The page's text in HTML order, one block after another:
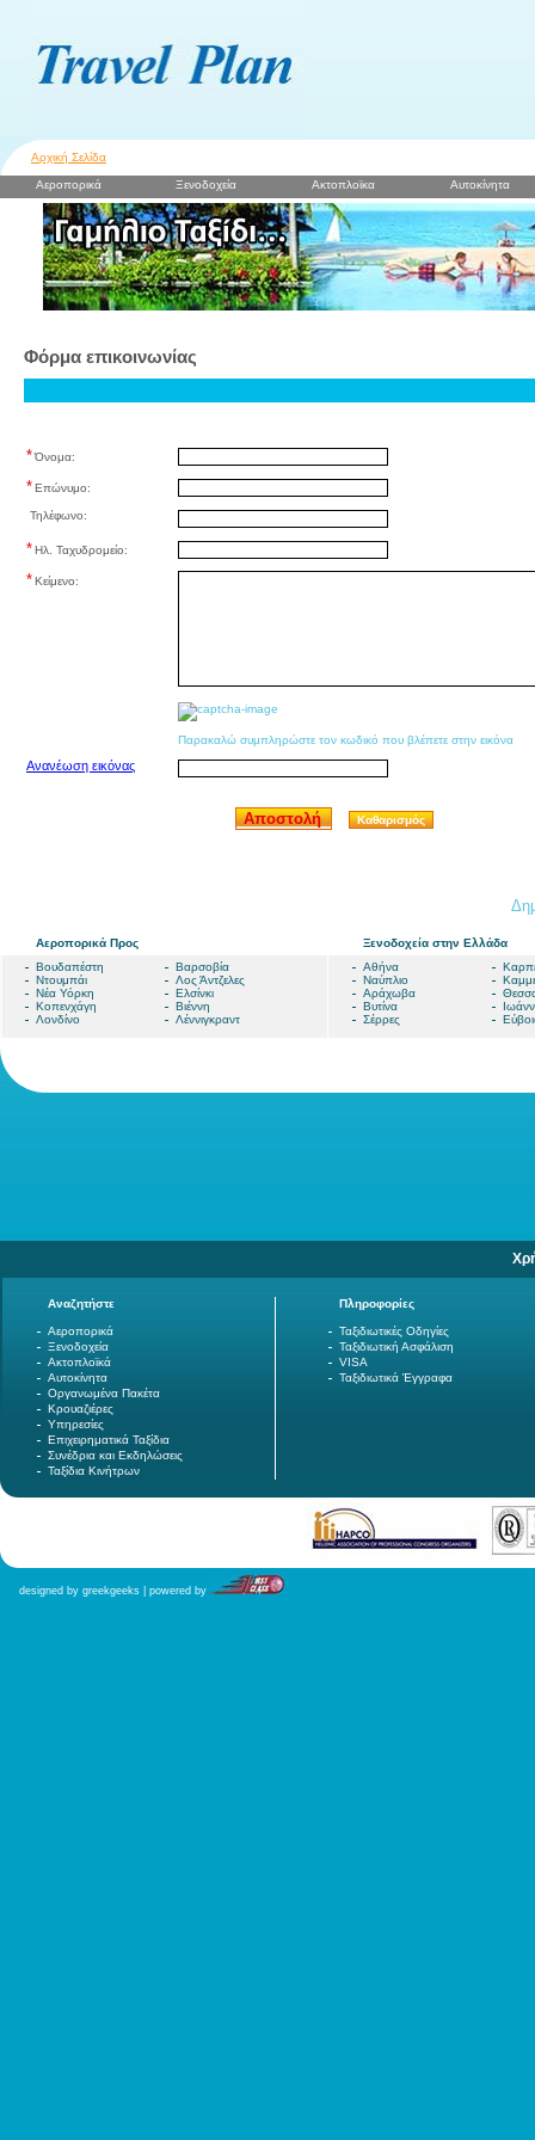
Αρχική Σελίδα
Αεροπορικά Ξενοδοχεία Ακτοπλοϊκα Αυτοκίνητα
Φόρμα επικοινωνίας
*Όνομα:
*Επώνυμο:
Τηλέφωνο:
*Ηλ. Ταχυδρομείο:
*Κείμενο:
Παρακαλώ συμπληρώστε τον κωδικό που βλέπετε στην εικόνα
Ανανέωση εικόνας
Αποστολή Καθαρισμός
Αεροπορικά Προς
Βουδαπέστη
Βαρσοβία
Ντουμπάι
Λος Άντζελες
Νέα Υόρκη
Ελσίνκι
Κοπενχάγη
Βιέννη
Λονδίνο
Λέννιγκραντ
Ξενοδοχεία στην Ελλάδα
Αθήνα
Ναύπλιο
Αράχωβα
Βυτίνα
Σέρρες
Αναζητήστε
Αεροπορικά
Ξενοδοχεία
Ακτοπλοϊκά
Αυτοκίνητα
Οργανωμένα Πακέτα
Κρουαζιέρες
Υπηρεσίες
Επιχειρηματικά Ταξίδια
Συνέδρια και Εκδηλώσεις
Ταξίδια Κινήτρων
Πληροφορίες
Ταξιδιωτικές Οδηγίες
Ταξιδιωτική Ασφάλιση
VISA
Ταξιδιωτικά Έγγραφα
designed by greekgeeks | powered by